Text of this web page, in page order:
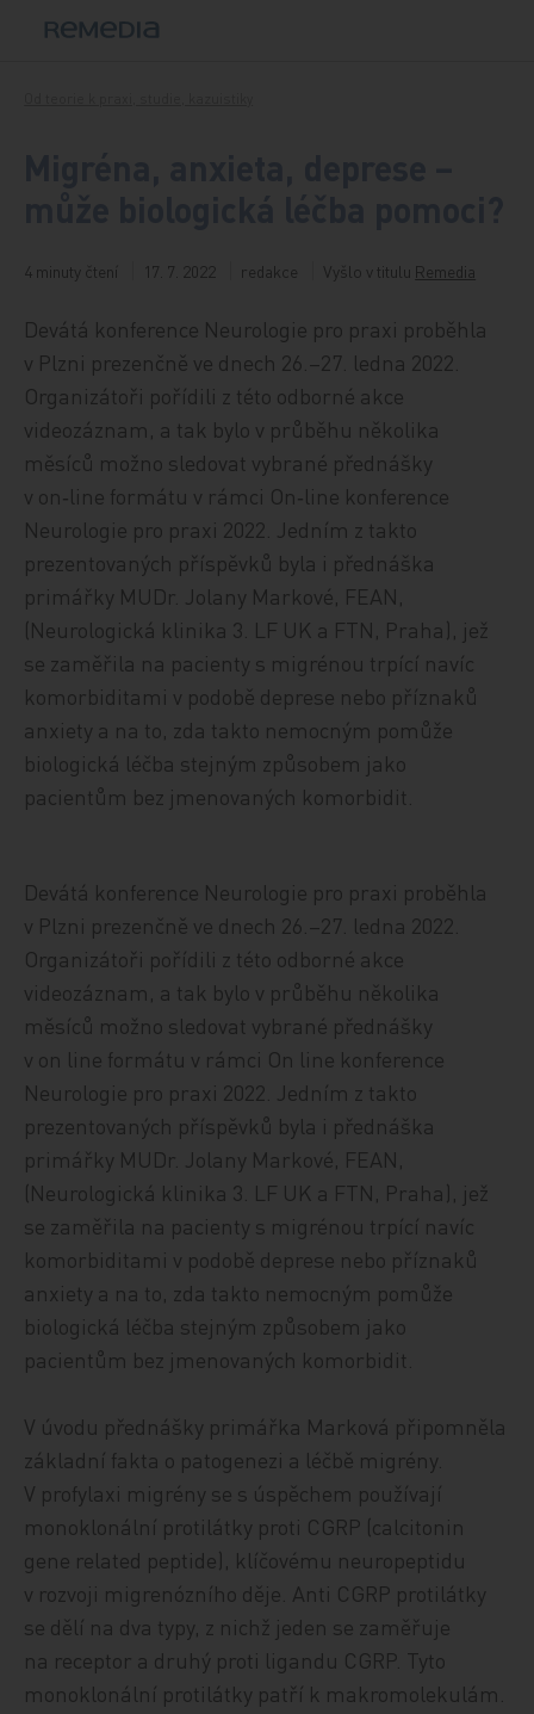
4 minuty čtení 17. 7. 2022 redakce Vyšlo v titulu Remedia
Devátá konference Neurologie pro praxi proběhla
v Plzni prezenčně ve dnech 26.–27. ledna 2022.
Organizátoři pořídili z této odborné akce
videozáznam, a tak bylo v průběhu několika
měsíců možno sledovat vybrané přednášky
v on‑line formátu v rámci On‑line konference
Neurologie pro praxi 2022. Jedním z takto
prezentovaných příspěvků byla i přednáška
primářky MUDr. Jolany Markové, FEAN,
(Neurologická klinika 3. LF UK a FTN, Praha), jež
se zaměřila na pacienty s migrénou trpící navíc
komorbiditami v podobě deprese nebo příznaků
anxiety a na to, zda takto nemocným pomůže
biologická léčba stejným způsobem jako
pacientům bez jmenovaných komorbidit.
Devátá konference Neurologie pro praxi proběhla
v Plzni prezenčně ve dnech 26.–27. ledna 2022.
Organizátoři pořídili z této odborné akce
videozáznam, a tak bylo v průběhu několika
měsíců možno sledovat vybrané přednášky
v on line formátu v rámci On line konference
Neurologie pro praxi 2022. Jedním z takto
prezentovaných příspěvků byla i přednáška
primářky MUDr. Jolany Markové, FEAN,
(Neurologická klinika 3. LF UK a FTN, Praha), jež
se zaměřila na pacienty s migrénou trpící navíc
komorbiditami v podobě deprese nebo příznaků
anxiety a na to, zda takto nemocným pomůže
biologická léčba stejným způsobem jako
pacientům bez jmenovaných komorbidit.
V úvodu přednášky primářka Marková připomněla
základní fakta o patogenezi a léčbě migrény.
V profylaxi migrény se s úspěchem používají
monoklonální protilátky proti CGRP (calcitonin
gene related peptide), klíčovému neuropeptidu
v rozvoji migrenózního děje. Anti CGRP protilátky
se dělí na dva typy, z nichž jeden se zaměřuje
na receptor a druhý proti ligandu CGRP. Tyto
monoklonální protilátky patří k makromolekulám.